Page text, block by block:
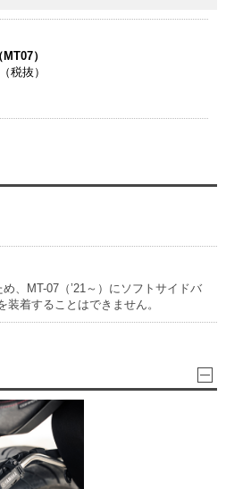
）
税抜）
、MT-07（’21～）にソフトサイドバ
装着することはできません。